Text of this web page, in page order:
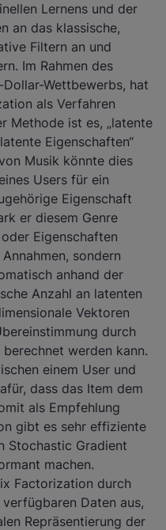
Lernens und der
an das klassische,
Filtern an und
Im Rahmen des
Dollar-Wettbewerbs, hat
als Verfahren
Methode ist es, „latente
Eigenschaften“
Musik könnte dies
Users für ein
Eigenschaft
er diesem Genre
Eigenschaften
sondern
anhand der
Anzahl an latenten
Vektoren
durch
werden kann.
einem User und
dass das Item dem
als Empfehlung
gibt es sehr effiziente
Stochastic Gradient
machen.
Factorization durch
Daten aus,
Repräsentierung der